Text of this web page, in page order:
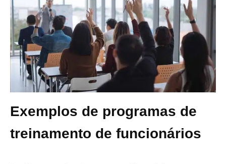
Exemplos de programas de
treinamento de funcionários